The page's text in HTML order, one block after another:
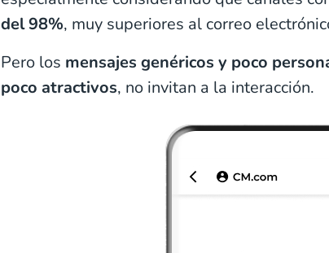
del 98%, muy superiores al correo
Pero los mensajes genéricos y poco
poco atractivos, no invitan a la interacción.